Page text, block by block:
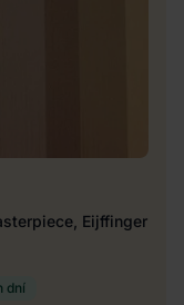
Eijffinger
dní